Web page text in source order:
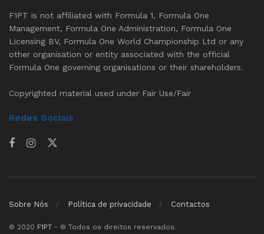
F1PT is not affiliated with Formula 1, Formula One
Management, Formula One Administration, Formula One
Licensing BV, Formula One World Championship Ltd or any
other organisation or entity associated with the official
Formula One governing organisations or their shareholders.
Copyrighted material used under Fair Use/Fair
Redes Sociais
Sobre Nós Política de privacidade Contactos
© 2020 F1PT - © Todos os direitos reservados.